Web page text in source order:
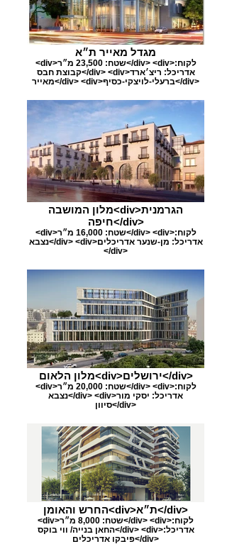
מגדל מאייר ת״א
<div>שטח: 23,500 מ״ר</div> <div>לקוח:
קבוצת חבס</div> <div>אדריכל: ריצ׳ארד
מאייר</div> <div>ברעלי-לויצקי-כסיף</div>
מלון המושבה<div>הגרמנית
חיפה</div>
<div>שטח: 16,000 מ״ר</div> <div>לקוח:
נצבא</div> <div>אדריכל: מן-שנער אדריכלים
</div>
מלון הלאום<div>ירושלים</div>
<div>שטח: 20,000 מ״ר</div> <div>לקוח:
נצבא</div> <div>אדריכל: יסקי מור
סיוון</div>
החרש והאומן<div>ת״א</div>
<div>שטח: 8,000 מ״ר</div> <div>לקוח:
החאן בנייה/ ווי בוקס</div> <div>אדריכל:
פיבקו אדריכלים</div>